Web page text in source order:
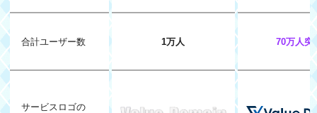
合計ユーザー数 1万人 70万人突
サービスロゴの